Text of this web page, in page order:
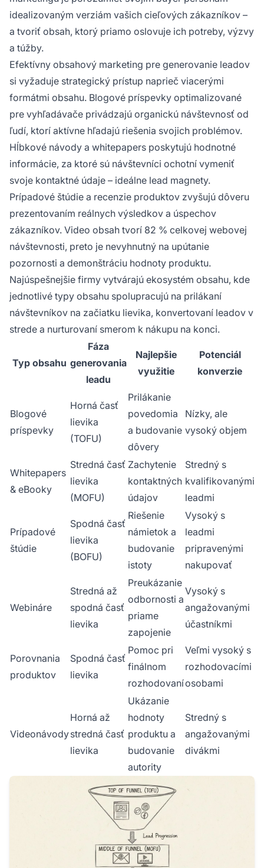
idealizovaným verziám vašich cieľových zákazníkov –
a tvoriť obsah, ktorý priamo oslovuje ich potreby, výzvy
a túžby.
Efektívny obsahový marketing pre generovanie leadov
si vyžaduje strategický prístup naprieč viacerými
formátmi obsahu. Blogové príspevky optimalizované
pre vyhľadávače privádzajú organickú návštevnosť od
ľudí, ktorí aktívne hľadajú riešenia svojich problémov.
Hĺbkové návody a whitepapers poskytujú hodnotné
informácie, za ktoré sú návštevníci ochotní vymeniť
svoje kontaktné údaje – ideálne lead magnety.
Prípadové štúdie a recenzie produktov zvyšujú dôveru
prezentovaním reálnych výsledkov a úspechov
zákazníkov. Video obsah tvorí 82 % celkovej webovej
návštevnosti, preto je nevyhnutný na upútanie
pozornosti a demonštráciu hodnoty produktu.
Najúspešnejšie firmy vytvárajú ekosystém obsahu, kde
jednotlivé typy obsahu spolupracujú na prilákaní
návštevníkov na začiatku lievika, konvertovaní leadov v
strede a nurturovaní smerom k nákupu na konci.
Typ obsahu
Fáza
generovania
leadu
Najlepšie
využitie
Potenciál
konverzie
Blogové
príspevky
Horná časť
lievika
(TOFU)
Prilákanie
povedomia
a budovanie
dôvery
Nízky, ale
vysoký objem
Whitepapers
& eBooky
Stredná časť
lievika
(MOFU)
Zachytenie
kontaktných
údajov
Stredný s
kvalifikovanými
leadmi
Prípadové
štúdie
Spodná časť
lievika
(BOFU)
Riešenie
námietok a
budovanie
istoty
Vysoký s
leadmi
pripravenými
nakupovať
Webináre
Stredná až
spodná časť
lievika
Preukázanie
odbornosti a
priame
zapojenie
Vysoký s
angažovanými
účastníkmi
Porovnania
produktov
Spodná časť
lievika
Pomoc pri
finálnom
rozhodovaní
Veľmi vysoký s
rozhodovacími
osobami
Videonávody
Horná až
stredná časť
lievika
Ukázanie
hodnoty
produktu a
budovanie
autority
Stredný s
angažovanými
divákmi